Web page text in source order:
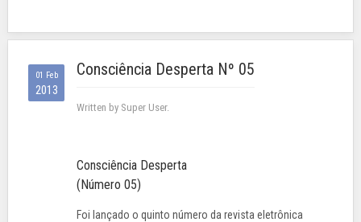
01 Feb
2013
Consciência Desperta Nº 05
Written by Super User.
Consciência Desperta
(Número 05)
Foi lançado o quinto número da revista eletrônica